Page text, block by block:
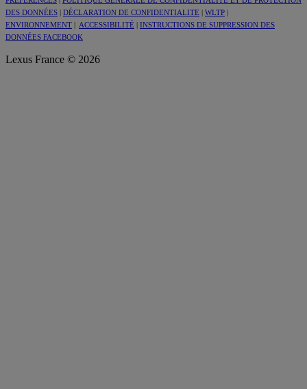
DES DONNÉES | DÉCLARATION DE CONFIDENTIALITE | WLTP |
ENVIRONNEMENT | ACCESSIBILITÉ | INSTRUCTIONS DE SUPPRESSION DES
DONNÉES FACEBOOK
Lexus France © 2026